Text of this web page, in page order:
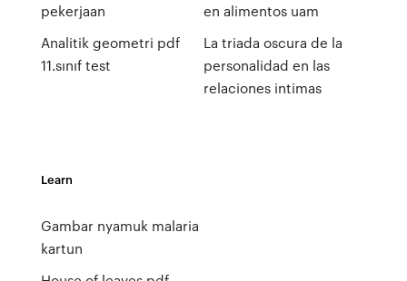
pekerjaan
Analitik geometri pdf
11.sınıf test
en alimentos uam
La triada oscura de la
personalidad en las
relaciones intimas
Learn
Gambar nyamuk malaria
kartun